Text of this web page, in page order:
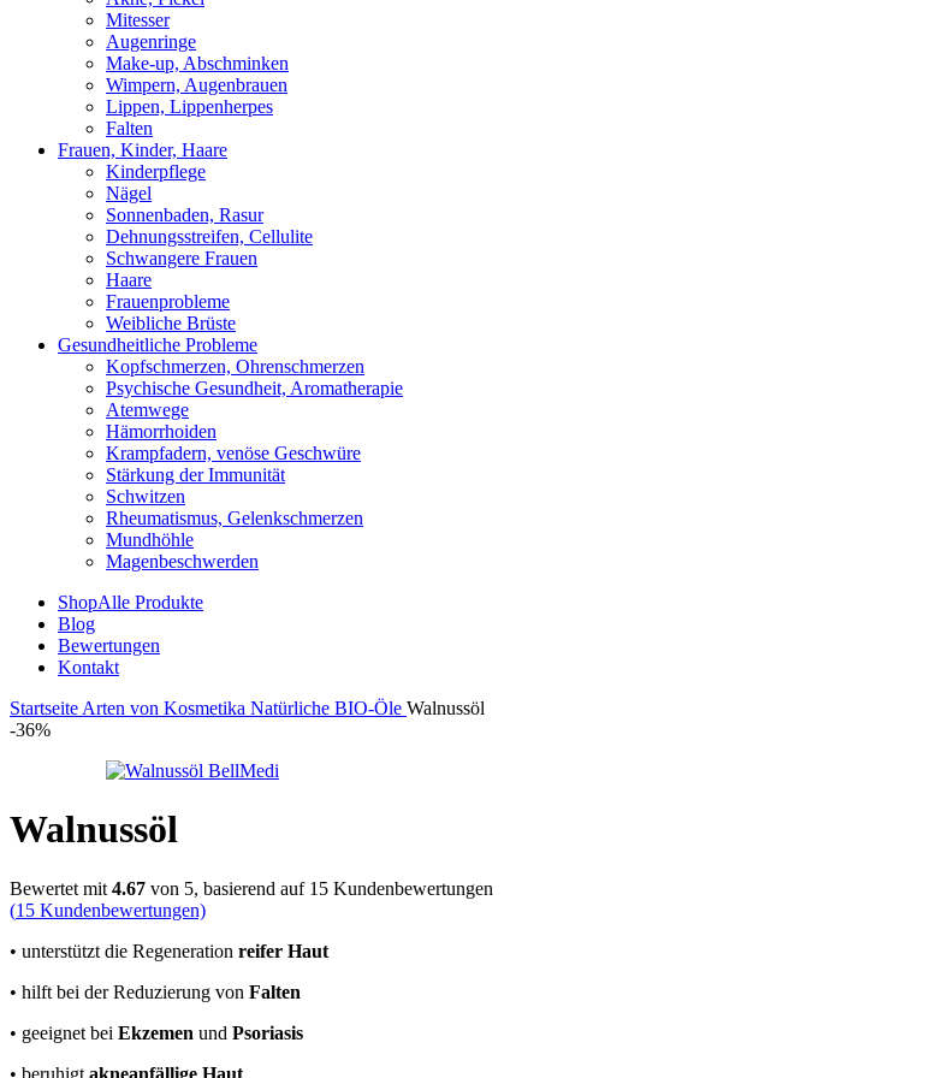
Mitesser
Augenringe
Make-up, Abschminken
Wimpern, Augenbrauen
Lippen, Lippenherpes
Falten
Frauen, Kinder, Haare
Kinderpflege
Nägel
Sonnenbaden, Rasur
Dehnungsstreifen, Cellulite
Schwangere Frauen
Haare
Frauenprobleme
Weibliche Brüste
Gesundheitliche Probleme
Kopfschmerzen, Ohrenschmerzen
Psychische Gesundheit, Aromatherapie
Atemwege
Hämorrhoiden
Krampfadern, venöse Geschwüre
Stärkung der Immunität
Schwitzen
Rheumatismus, Gelenkschmerzen
Mundhöhle
Magenbeschwerden
ShopAlle Produkte
Blog
Bewertungen
Kontakt
Startseite Arten von Kosmetika Natürliche BIO-Öle Walnussöl
-36%
Walnussöl
Bewertet mit 4.67 von 5, basierend auf 15 Kundenbewertungen
(15 Kundenbewertungen)
• unterstützt die Regeneration reifer Haut
• hilft bei der Reduzierung von Falten
• geeignet bei Ekzemen und Psoriasis
• beruhigt akneanfällige Haut